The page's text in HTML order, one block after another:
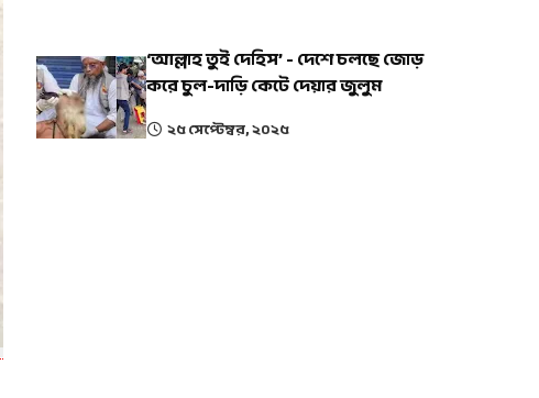
‘আল্লাহ তুই দেহিস’ - দেশে চলছে জোড়
করে চুল-দাড়ি কেটে দেয়ার জুলুম
২৫ সেপ্টেম্বর, ২০২৫